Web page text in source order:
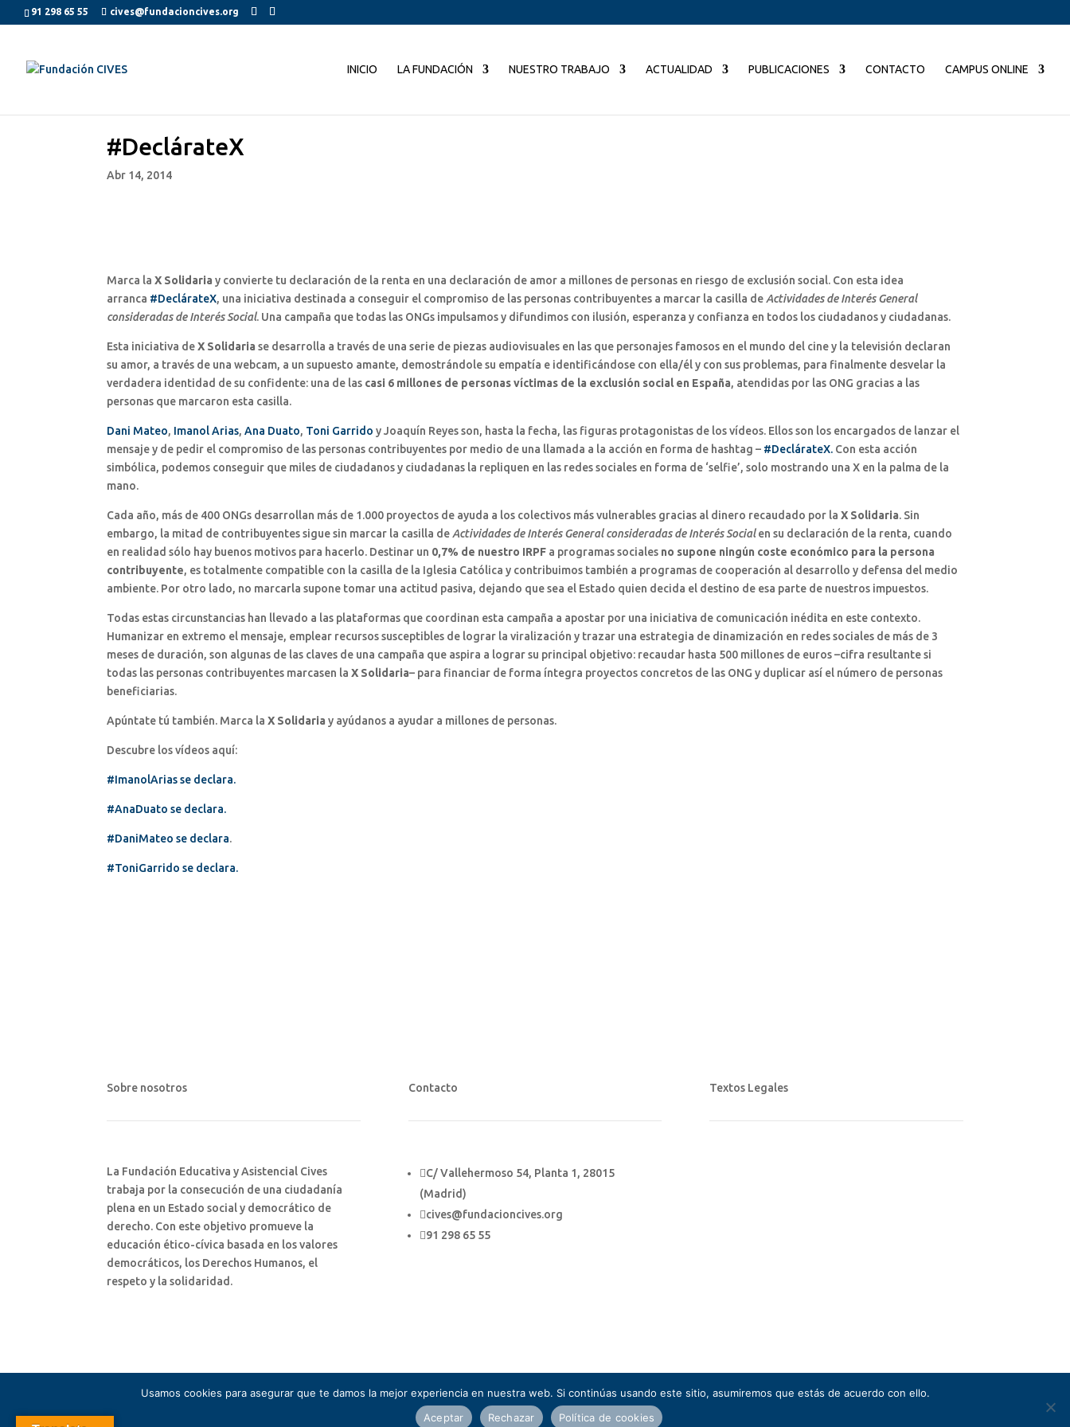
91 298 65 55 cives@fundacioncives.org
INICIO LA FUNDACIÓN NUESTRO TRABAJO ACTUALIDAD PUBLICACIONES CONTACTO CAMPUS ONLINE
#DeclárateX
Abr 14, 2014
Marca la X Solidaria y convierte tu declaración de la renta en una declaración de amor a millones de personas en riesgo de exclusión social. Con esta idea
arranca #DeclárateX, una iniciativa destinada a conseguir el compromiso de las personas contribuyentes a marcar la casilla de Actividades de Interés General
consideradas de Interés Social. Una campaña que todas las ONGs impulsamos y difundimos con ilusión, esperanza y confianza en todos los ciudadanos y ciudadanas.
Esta iniciativa de X Solidaria se desarrolla a través de una serie de piezas audiovisuales en las que personajes famosos en el mundo del cine y la televisión declaran
su amor, a través de una webcam, a un supuesto amante, demostrándole su empatía e identificándose con ella/él y con sus problemas, para finalmente desvelar la
verdadera identidad de su confidente: una de las casi 6 millones de personas víctimas de la exclusión social en España, atendidas por las ONG gracias a las
personas que marcaron esta casilla.
Dani Mateo, Imanol Arias, Ana Duato, Toni Garrido y Joaquín Reyes son, hasta la fecha, las figuras protagonistas de los vídeos. Ellos son los encargados de lanzar el
mensaje y de pedir el compromiso de las personas contribuyentes por medio de una llamada a la acción en forma de hashtag – #DeclárateX. Con esta acción
simbólica, podemos conseguir que miles de ciudadanos y ciudadanas la repliquen en las redes sociales en forma de ‘selfie’, solo mostrando una X en la palma de la
mano.
Cada año, más de 400 ONGs desarrollan más de 1.000 proyectos de ayuda a los colectivos más vulnerables gracias al dinero recaudado por la X Solidaria. Sin
embargo, la mitad de contribuyentes sigue sin marcar la casilla de Actividades de Interés General consideradas de Interés Social en su declaración de la renta, cuando
en realidad sólo hay buenos motivos para hacerlo. Destinar un 0,7% de nuestro IRPF a programas sociales no supone ningún coste económico para la persona
contribuyente, es totalmente compatible con la casilla de la Iglesia Católica y contribuimos también a programas de cooperación al desarrollo y defensa del medio
ambiente. Por otro lado, no marcarla supone tomar una actitud pasiva, dejando que sea el Estado quien decida el destino de esa parte de nuestros impuestos.
Todas estas circunstancias han llevado a las plataformas que coordinan esta campaña a apostar por una iniciativa de comunicación inédita en este contexto.
Humanizar en extremo el mensaje, emplear recursos susceptibles de lograr la viralización y trazar una estrategia de dinamización en redes sociales de más de 3
meses de duración, son algunas de las claves de una campaña que aspira a lograr su principal objetivo: recaudar hasta 500 millones de euros –cifra resultante si
todas las personas contribuyentes marcasen la X Solidaria– para financiar de forma íntegra proyectos concretos de las ONG y duplicar así el número de personas
beneficiarias.
Apúntate tú también. Marca la X Solidaria y ayúdanos a ayudar a millones de personas.
Descubre los vídeos aquí:
#ImanolArias se declara.
#AnaDuato se declara.
#DaniMateo se declara.
#ToniGarrido se declara.
Sobre nosotros
La Fundación Educativa y Asistencial Cives
trabaja por la consecución de una ciudadanía
plena en un Estado social y democrático de
derecho. Con este objetivo promueve la
educación ético-cívica basada en los valores
democráticos, los Derechos Humanos, el
respeto y la solidaridad.
Contacto
C/ Vallehermoso 54, Planta 1, 28015
(Madrid)
cives@fundacioncives.org
91 298 65 55
Textos Legales
Usamos cookies para asegurar que te damos la mejor experiencia en nuestra web. Si continúas usando este sitio, asumiremos que estás de acuerdo con ello.
Aceptar
Rechazar Política de cookies